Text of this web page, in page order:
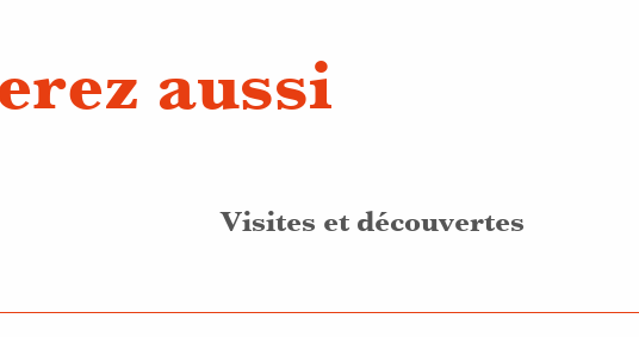
aussi
Visites et découvertes